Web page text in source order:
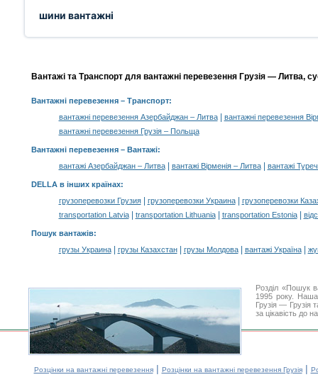
шини вантажні
Вантажі та Транспорт для вантажні перевезення Грузія — Литва,
Вантажні перевезення– Транспорт:
вантажні перевезення Азербайджан – Литва|
вантажні перевезення
вантажні перевезення Грузія – Польща
Вантажні перевезення – Вантажі:
вантажі Азербайджан – Литва| вантажі Вірменія – Литва| вантажі
DELLA в інших країнах:
грузоперевозки Грузия| грузоперевозки Украина|
грузоперевозки
transportation Latvia| transportation Lithuania| transportation Estonia|
Пошук вантажів:
грузы Украина| грузы Казахстан| грузы Молдова| вантажі Україна|
Розділ «Пошук
1995 року. Наша
Грузія — Грузія
за цікавість до
Розцінки на вантажні перевезення| Розцінки на вантажні перевезення Грузія|